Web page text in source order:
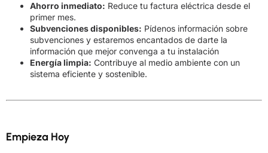
Ahorro inmediato: Reduce tu factura eléctrica desde el
primer mes.
Subvenciones disponibles: Pídenos información sobre
subvenciones y estaremos encantados de darte la
información que mejor convenga a tu instalación
Energía limpia: Contribuye al medio ambiente con un
sistema eficiente y sostenible.
Empieza Hoy